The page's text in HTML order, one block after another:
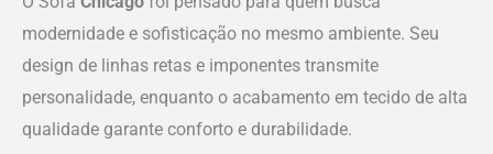
modernidade e sofisticação no mesmo ambiente. Seu
design de linhas retas e imponentes transmite
personalidade, enquanto o acabamento em tecido de alta
qualidade garante conforto e durabilidade.